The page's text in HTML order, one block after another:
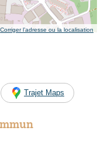
Corriger l’adresse ou la localisation
Trajet Maps